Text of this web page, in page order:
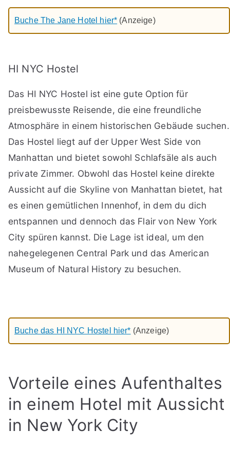
Buche The Jane Hotel hier* (Anzeige)
HI NYC Hostel
Das HI NYC Hostel ist eine gute Option für
preisbewusste Reisende, die eine freundliche
Atmosphäre in einem historischen Gebäude suchen.
Das Hostel liegt auf der Upper West Side von
Manhattan und bietet sowohl Schlafsäle als auch
private Zimmer. Obwohl das Hostel keine direkte
Aussicht auf die Skyline von Manhattan bietet, hat
es einen gemütlichen Innenhof, in dem du dich
entspannen und dennoch das Flair von New York
City spüren kannst. Die Lage ist ideal, um den
nahegelegenen Central Park und das American
Museum of Natural History zu besuchen.
Buche das HI NYC Hostel hier* (Anzeige)
Vorteile eines Aufenthaltes
in einem Hotel mit Aussicht
in New York City